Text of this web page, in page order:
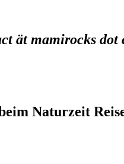
ät mamirocks dot
Naturzeit